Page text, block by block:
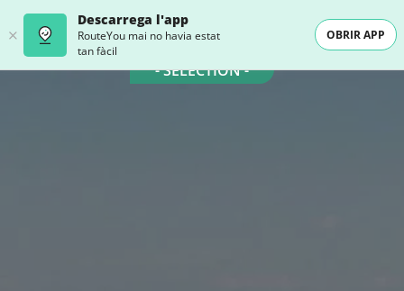
Descarrega l'app
RouteYou mai no havia estat
tan fàcil
OBRIR APP
- SELECTION -